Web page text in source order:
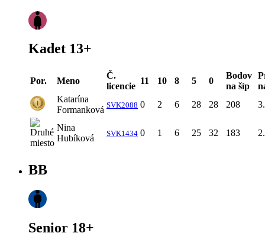
Kadet 13+
Por. Meno
Č.
licencie
11 10 8 5 0
Bodov
na šíp
Katarína
Formanková SVK2088 0 2 6 28 28 208
Nina
Hubíková
SVK1434 0 1 6 25 32 183
BB
Senior 18+